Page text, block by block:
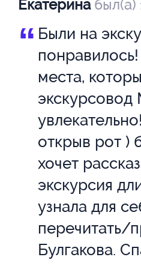
нырять в
головой в мир
только на
красивом.
ушедших
десятилетий,
Но Москва,
видели ее
автор
Екатеринабыл(а)
“ Были на
места,
экскурсовод
открыв рот )
хочет
экскурсия
узнала для
перечитать/
Булгакова.